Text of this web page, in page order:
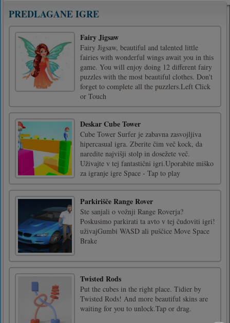
PREDLAGANE IGRE
Fairy Jigsaw
Fairy Jigsaw, beautiful and talented little
fairies with wonderful wings await you in this
game. You will enjoy doing 12 different fairy
puzzles with the most beautiful clothes. Don't
forget to complete all the puzzlers.Left Click
or Touch
Deskar Cube Tower
Cube Tower Surfer je zabavna zasvojljiva
hipercasual igra. Zberite čim več kock, da
naredite najvišji stolp in dosežete več.
Uživajte v tej fantastični igri.Uporabite miško
za igranje igre Space - Tap to play
Parkirišče Range Rover
Ste sanjali o vožnji Range Roverja?
Poskusimo parkirati ta avto v tej čudoviti igri!
uživajGumbi WASD ali puščice Move Space
Brake
Twisted Rods
Put the cubes in the right place. Tidier by
Twisted Rods! And more beautiful skins are
waiting for you to unlock.Tap or drag.